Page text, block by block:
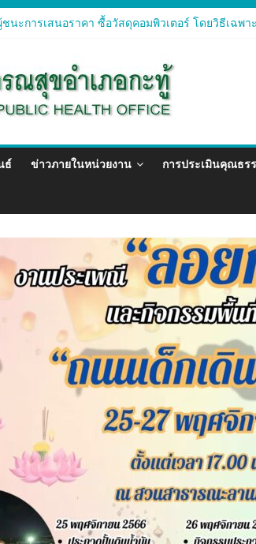
นะการเสนอราคา ซื้อวัสดุคอมพิวเตอร์ โดยวิธีเฉพาะ
นะการเสนอรา ซื้อวัสดุงานบ้านงานครัว โดยวิธีเฉพา
นะการเสนอราคา ซื้อวัสดุสำนักงาน โดยวิธีเฉพาะเจ
ธ์ ข่าวภายในหน่วยงาน การประเมินคุณธร